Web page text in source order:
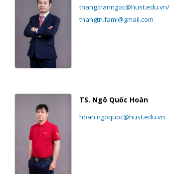
thang.tranngoc@hust.edu.vn/
thangtn.fami@gmail.com
TS. Ngô Quốc Hoàn
hoan.ngoquoc@hust.edu.vn